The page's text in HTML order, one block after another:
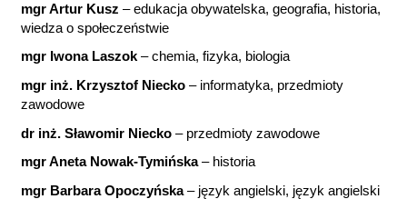
mgr Artur Kusz – edukacja obywatelska, geografia, historia,
wiedza o społeczeństwie
mgr Iwona Laszok– chemia, fizyka, biologia
mgr inż. Krzysztof Niecko – informatyka, przedmioty
zawodowe
dr inż. Sławomir Niecko– przedmioty zawodowe
mgr Aneta Nowak-Tymińska– historia
mgr Barbara Opoczyńska– język angielski, język angielski